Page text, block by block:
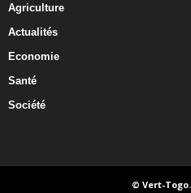
Agriculture
Actualités
Economie
Santé
Société
© Vert-